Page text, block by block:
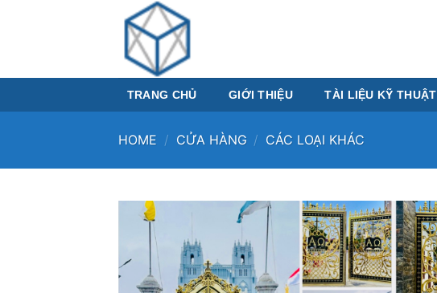
TRANG CHỦ GIỚI THIỆU TÀI LIỆU KỸ THUẬT
HOME / CỬA HÀNG / CÁC LOẠI KHÁC